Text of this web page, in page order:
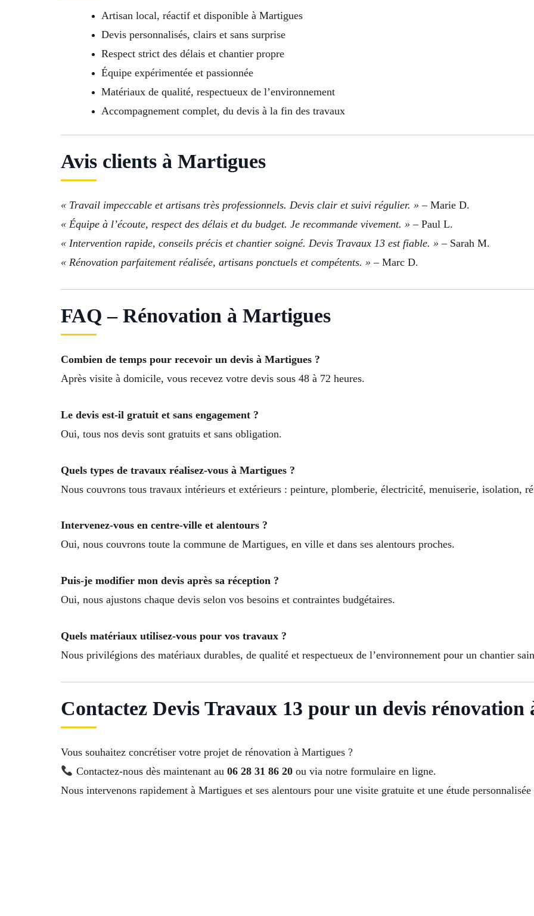
Artisan local, réactif et disponible à Martigues
Devis personnalisés, clairs et sans surprise
Respect strict des délais et chantier propre
Équipe expérimentée et passionnée
Matériaux de qualité, respectueux de l’environnement
Accompagnement complet, du devis à la fin des travaux
Avis clients à Martigues
« Travail impeccable et artisans très professionnels. Devis clair et suivi régulier. » – Marie D.
« Équipe à l’écoute, respect des délais et du budget. Je recommande vivement. » – Paul L.
« Intervention rapide, conseils précis et chantier soigné. Devis Travaux 13 est fiable. » – Sarah M.
« Rénovation parfaitement réalisée, artisans ponctuels et compétents. » – Marc D.
FAQ – Rénovation à Martigues
Combien de temps pour recevoir un devis à Martigues ?
Après visite à domicile, vous recevez votre devis sous 48 à 72 heures.
Le devis est-il gratuit et sans engagement ?
Oui, tous nos devis sont gratuits et sans obligation.
Quels types de travaux réalisez-vous à Martigues ?
Nous couvrons tous travaux intérieurs et extérieurs : peinture, plomberie, électricité, menuiserie, isolation,
Intervenez-vous en centre-ville et alentours ?
Oui, nous couvrons toute la commune de Martigues, en ville et dans ses alentours proches.
Puis-je modifier mon devis après sa réception ?
Oui, nous ajustons chaque devis selon vos besoins et contraintes budgétaires.
Quels matériaux utilisez-vous pour vos travaux ?
Nous privilégions des matériaux durables, de qualité et respectueux de l’environnement pour un chantier
Contactez Devis Travaux 13 pour un devis rénovation
Vous souhaitez concrétiser votre projet de rénovation à Martigues ?
Contactez-nous dès maintenant au 06 28 31 86 20ou via notre formulaire en ligne.
Nous intervenons rapidement à Martigues et ses alentours pour une visite gratuite et une étude